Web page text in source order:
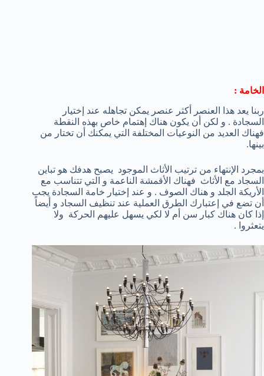
الخامة :
ربنا يعد هذا العنصر أكثر عنصر يمكن تجاهله عند إختيار
السجادة . و لكن أن يكون هناك إهتمام خاص بهذه النقطة
فهناك العديد من النوعيات المختلفة التي يمكنك أن تختار من
بينها.
بمجرد الإنتهاء من ترتيب الأثاث الموجود يصبح هدفك هو تباين
السجاد مع الأثاث فهناك الأقمشة الناعمة و التي تتناسب مع
الأريكة الجلد و هناك الصوف . و عند إختيار خامة السجادة يجب
أن تضع في إعتبارك الطرق العملية عند تنظيف السجاد و أيضاً
إذا كان هناك كبار سن أم لا لكي يسهل عليهم الحركة ولا
يتعثروا .